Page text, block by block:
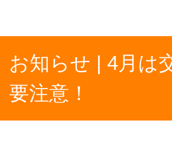
お知らせ | 4月は
要注意！